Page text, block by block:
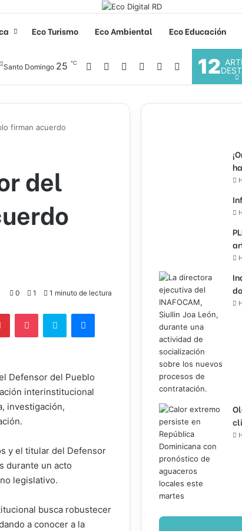
Eco Turismo Eco Ambiental Eco Educación
Santo Domingo 25 ℃ Facebook YouTubeInstagram
AccesoBuscar por
12
firman acuerdo
del
0 1 1 minuto de lectura
PinterestPocket Skype Messenger
Defensor del Pueblo
interinstitucional
investigación,
y el titular del Defensor
durante un acto
legislativo.
busca robustecer
a conocer a la